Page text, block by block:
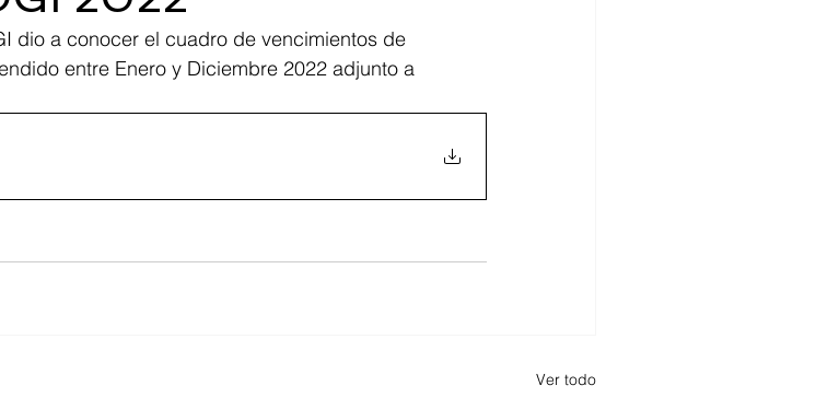
dio a conocer el cuadro de vencimientos de
entre Enero y Diciembre 2022 adjunto a
Ver todo